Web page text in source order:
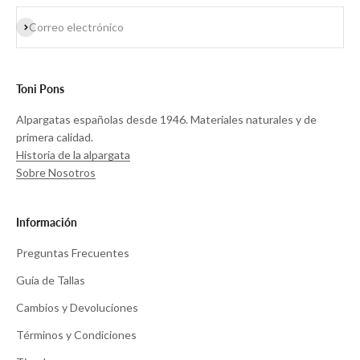
Correo electrónico
Suscribirse
Toni Pons
Alpargatas españolas desde 1946. Materiales naturales y de
primera calidad.
Historia de la alpargata
Sobre Nosotros
Información
Preguntas Frecuentes
Guía de Tallas
Cambios y Devoluciones
Términos y Condiciones